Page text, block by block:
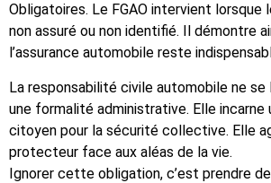
Obligatoires. Le FGAO intervient lorsque
non assuré ou non identifié. Il démontre
l’assurance automobile reste
La responsabilité civile automobile ne se
une formalité administrative. Elle incarne
citoyen pour la sécurité collective. Elle
protecteur face aux aléas de la vie.
Ignorer cette obligation, c’est prendre